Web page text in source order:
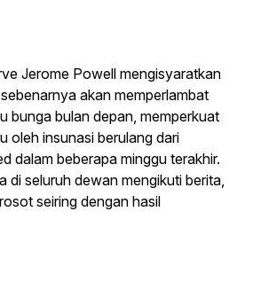
Jerome Powell mengisyaratkan
akan memperlambat
bunga bulan depan, memperkuat
oleh insunasi berulang dari
dalam beberapa minggu terakhir.
di seluruh dewan mengikuti berita,
seiring dengan hasil